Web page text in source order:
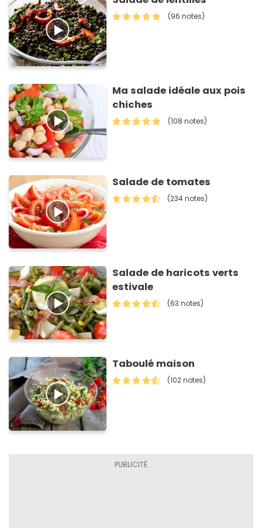
(96 notes)
Ma salade idéale aux pois
chiches
(108 notes)
Salade de tomates
(234 notes)
Salade de haricots verts
estivale
(63 notes)
Taboulé maison
(102 notes)